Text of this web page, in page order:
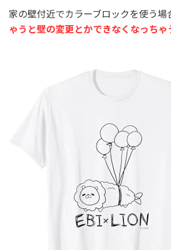
家の壁付近でカラーブロックを使う場
ゃうと壁の変更とかできなくなっちゃ